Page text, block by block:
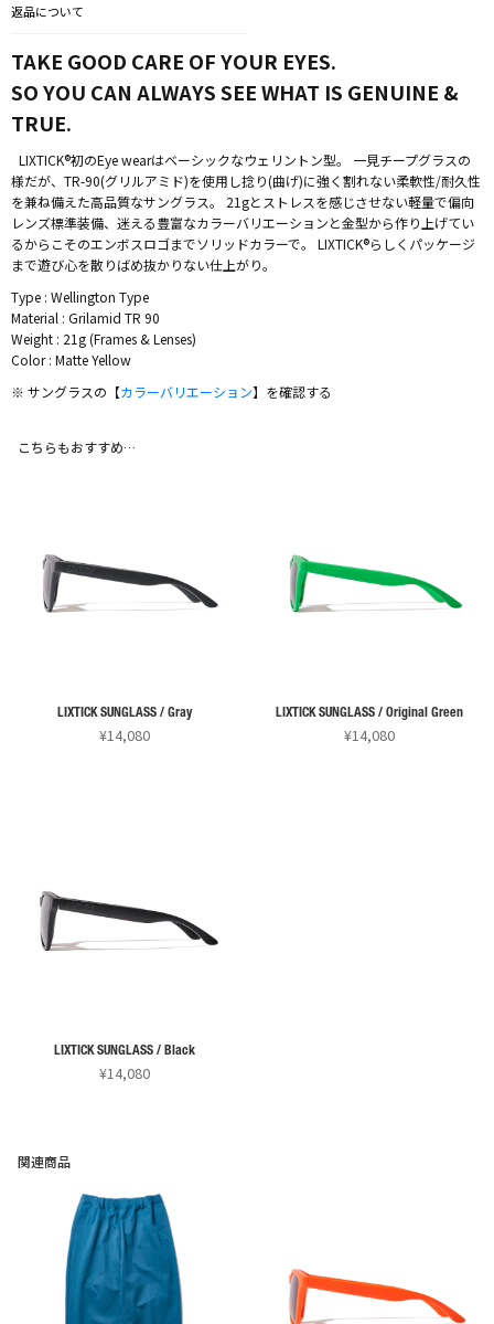
返品について
TAKE GOOD CARE OF YOUR EYES.
SO YOU CAN ALWAYS SEE WHAT IS GENUINE &
TRUE.
LIXTICK®初のEye wearはベーシックなウェリントン型。 一見チープグラスの
様だが、TR-90(グリルアミド)を使用し捻り(曲げ)に強く割れない柔軟性/耐久性
を兼ね備えた高品質なサングラス。 21gとストレスを感じさせない軽量で偏向
レンズ標準装備、迷える豊富なカラーバリエーションと金型から作り上げてい
るからこそのエンボスロゴまでソリッドカラーで。 LIXTICK®らしくパッケージ
まで遊び心を散りばめ抜かりない仕上がり。
Type : Wellington Type
Material : Grilamid TR 90
Weight : 21g (Frames & Lenses)
Color : Matte Yellow
※ サングラスの【カラーバリエーション】を確認する
こちらもおすすめ…
LIXTICK SUNGLASS / Gray
¥14,080
LIXTICK SUNGLASS / Original Green
¥14,080
LIXTICK SUNGLASS / Black
¥14,080
関連商品